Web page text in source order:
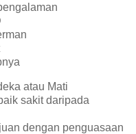
atau Mati
sakit daripada
dengan penguasaan